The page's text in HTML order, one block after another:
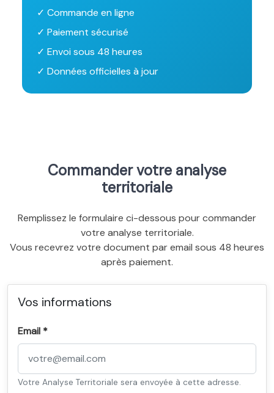
✓ Commande en ligne
✓ Paiement sécurisé
✓ Envoi sous 48 heures
✓ Données officielles à jour
Commander votre analyse
territoriale
Remplissez le formulaire ci-dessous pour commander
votre analyse territoriale.
Vous recevrez votre document par email sous 48 heures
après paiement.
Vos informations
Email *
Votre Analyse Territoriale sera envoyée à cette adresse.